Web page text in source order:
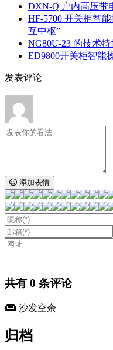
DXN‑Q 户内高压带
HF-5700 开关柜智
互中枢”
NG80U-23 的技术特
ED9800开关柜智能
发表评论
添加表情
共有 0 条评论
沙发空余
归档